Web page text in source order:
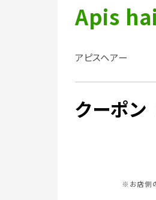
Apis
アピスヘアー
クーポン
※お店側